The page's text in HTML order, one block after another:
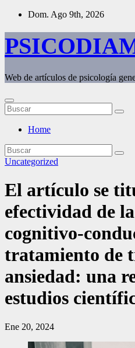
Saltar
contenido
Dom. Ago 9th, 2026
Web de artículos de psicología
Home
Uncategorized
El artículo se
efectividad de
cognitivo-
tratamiento de
ansiedad: una
estudios
Ene 20, 2024